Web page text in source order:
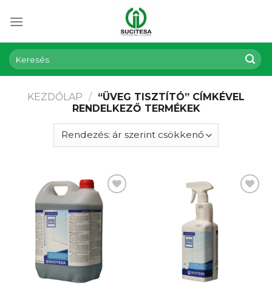
Keresés
a
következőre:
KEZDŐLAP / “ÜVEG TISZTÍTÓ” CÍMKÉVEL
RENDELKEZŐ TERMÉKEK
Kedvencekhez Kedvencekhez